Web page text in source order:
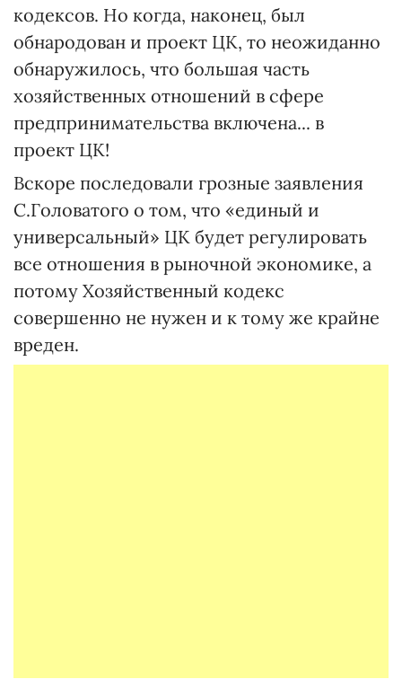
кодексов. Но когда, наконец, был
обнародован и проект ЦК, то неожиданно
обнаружилось, что большая часть
хозяйственных отношений в сфере
предпринимательства включена... в
проект ЦК!
Вскоре последовали грозные заявления
С.Головатого о том, что «единый и
универсальный» ЦК будет регулировать
все отношения в рыночной экономике, а
потому Хозяйственный кодекс
совершенно не нужен и к тому же крайне
вреден.